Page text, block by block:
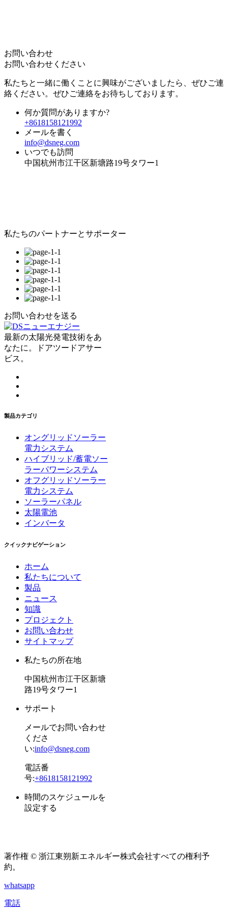
お問い合わせ
お問い合わせください
私たちと一緒に働くことに興味がございましたら、ぜひご連
絡ください。ぜひご連絡をお待ちしております。
何か質問がありますか?
+8618158121992
メールを書く
info@dsneg.com
いつでも訪問
中国杭州市江干区新塘路19号タワー1
私たちのパートナーとサポーター
お問い合わせを送る
最新の太陽光発電技術をあ
なたに。ドアツードアサー
ビス。
製品カテゴリ
オングリッドソーラー
電力システム
ハイブリッド/蓄電ソー
ラーパワーシステム
オフグリッドソーラー
電力システム
ソーラーパネル
太陽電池
インバータ
クイックナビゲーション
ホーム
私たちについて
製品
ニュース
知識
プロジェクト
お問い合わせ
サイトマップ
私たちの所在地
中国杭州市江干区新塘
路19号タワー1
サポート
メールでお問い合わせ
くださ
い:info@dsneg.com
電話番
号:+8618158121992
時間のスケジュールを
設定する
著作権 © 浙江東朔新エネルギー株式会社すべての権利予
約。
whatsapp
電話